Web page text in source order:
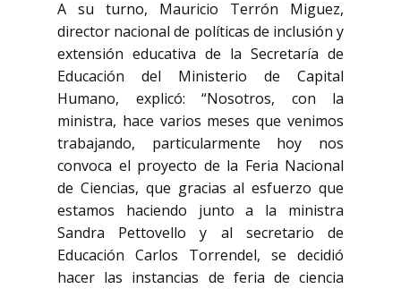
A su turno, Mauricio Terrón Miguez,
director nacional de políticas de inclusión y
extensión educativa de la Secretaría de
Educación del Ministerio de Capital
Humano, explicó: “Nosotros, con la
ministra, hace varios meses que venimos
trabajando, particularmente hoy nos
convoca el proyecto de la Feria Nacional
de Ciencias, que gracias al esfuerzo que
estamos haciendo junto a la ministra
Sandra Pettovello y al secretario de
Educación Carlos Torrendel, se decidió
hacer las instancias de feria de ciencia